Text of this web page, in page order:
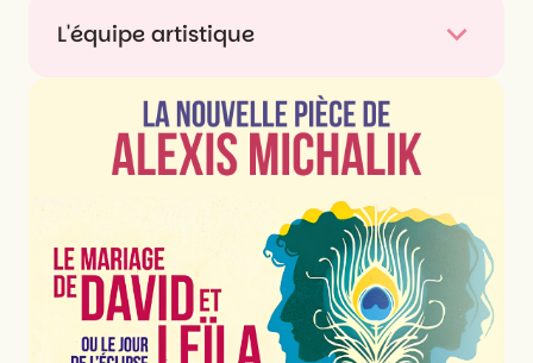
L'équipe artistique
Mise en scène Victor Bourigault
Chorégraphe
Eva Tęsiorowski
Scénographie
Laetitia Yturbe
Collaboration technique
Samy Boumghit
Administration de production
Lucie Brongniart